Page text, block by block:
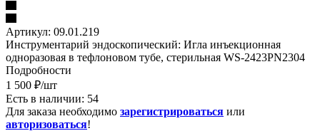
Артикул: 09.01.219
Инструментарий эндоскопический: Игла инъекционная
одноразовая в тефлоновом тубе, стерильная WS-2423PN2304
Подробности
1 500 ₽/шт
Есть в наличии: 54
Для заказа необходимо зарегистрироваться или
авторизоваться!